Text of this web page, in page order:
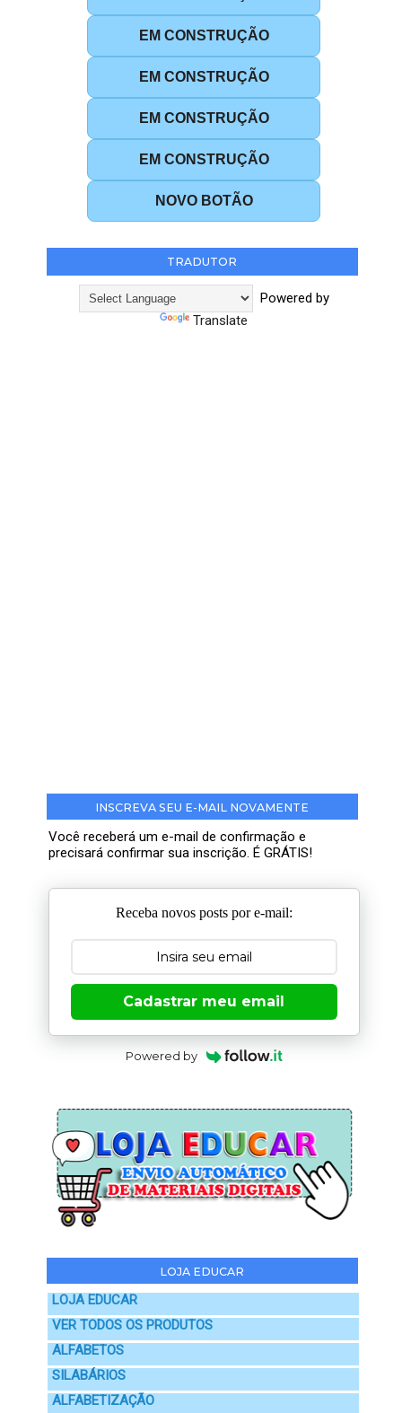
EM CONSTRUÇÃO
EM CONSTRUÇÃO
EM CONSTRUÇÃO
EM CONSTRUÇÃO
NOVO BOTÃO
TRADUTOR
Powered by
Translate
INSCREVA SEU E-MAIL NOVAMENTE
Você receberá um e-mail de confirmação e
precisará confirmar sua inscrição. É GRÁTIS!
Receba novos posts por e-mail:
Cadastrar meu email
Powered by
LOJA EDUCAR
LOJA EDUCAR
VER TODOS OS PRODUTOS
ALFABETOS
SILABÁRIOS
ALFABETIZAÇÃO